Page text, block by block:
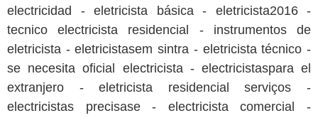
electricidad - eletricista básica - eletricista2016 -
tecnico electricista residencial - instrumentos de
eletricista - eletricistasem sintra - eletricista técnico -
se necesita oficial electricista - electricistaspara el
extranjero - eletricista residencial serviços -
electricistas precisase - electricista comercial -